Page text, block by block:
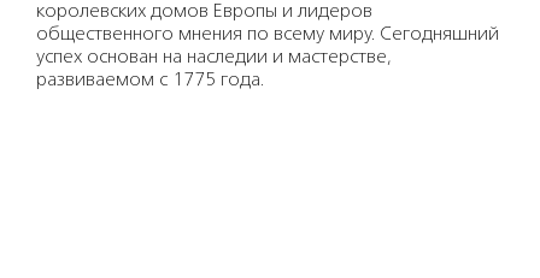
королевских домов Европы и лидеров
общественного мнения по всему миру. Сегодняшний
успех основан на наследии и мастерстве,
развиваемом с 1775 года.